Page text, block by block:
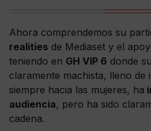
Ahora comprendemos su
realities de Mediaset y el
teniendo en GH VIP 6 donde
claramente machista, lleno de
siempre hacia las mujeres, ha
audiencia, pero ha sido
cadena.